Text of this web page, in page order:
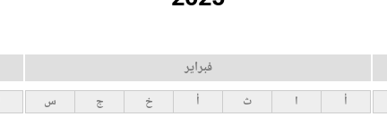
فبراير
أ ا ث أ خ ج س